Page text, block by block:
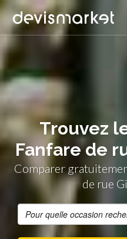
Trouvez
Fanfare de
Comparer
de rue